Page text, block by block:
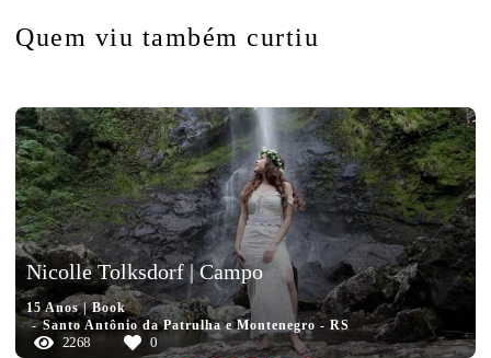
Quem viu também curtiu
Nicolle Tolksdorf | Campo
15 Anos | Book
Santo Antônio da Patrulha e Montenegro - RS
2268 0